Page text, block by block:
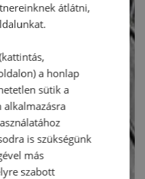
átlátni,
a honlap
sütik a
alkalmazásra
is szükségünk
más
szabott